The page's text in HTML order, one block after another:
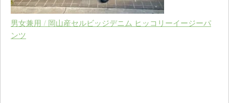
男女兼用 / 岡山産セルビッジデニム ヒッコリーイージーパ
ンツ